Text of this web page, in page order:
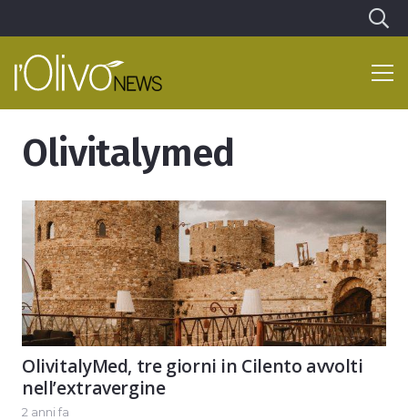
Olivitalymed
OlivitalyMed, tre giorni in Cilento avvolti
nell’extravergine
2 anni fa